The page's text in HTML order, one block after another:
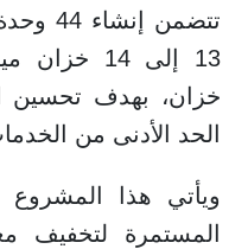
خزان، بهدف تحسين
الحد الأدنى من
ويأتي هذا المشروع
المستمرة لتخفيف